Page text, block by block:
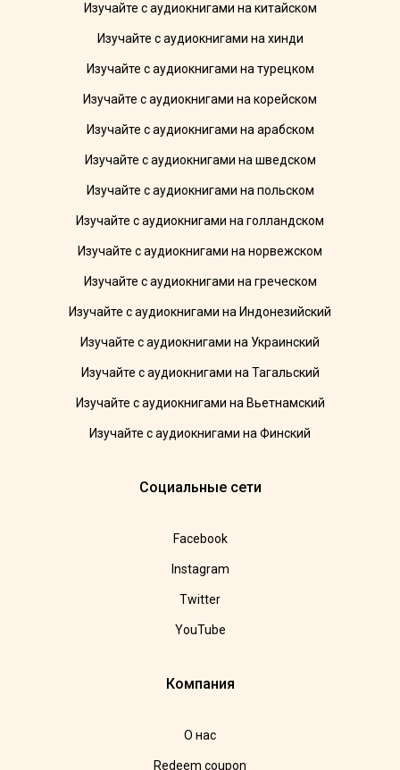
Изучайте с аудиокнигами на китайском
Изучайте с аудиокнигами на хинди
Изучайте с аудиокнигами на турецком
Изучайте с аудиокнигами на корейском
Изучайте с аудиокнигами на арабском
Изучайте с аудиокнигами на шведском
Изучайте с аудиокнигами на польском
Изучайте с аудиокнигами на голландском
Изучайте с аудиокнигами на норвежском
Изучайте с аудиокнигами на греческом
Изучайте с аудиокнигами на Индонезийский
Изучайте с аудиокнигами на Украинский
Изучайте с аудиокнигами на Тагальский
Изучайте с аудиокнигами на Вьетнамский
Изучайте с аудиокнигами на Финский
Социальные сети
Facebook
Instagram
Twitter
YouTube
Компания
О нас
Redeem coupon